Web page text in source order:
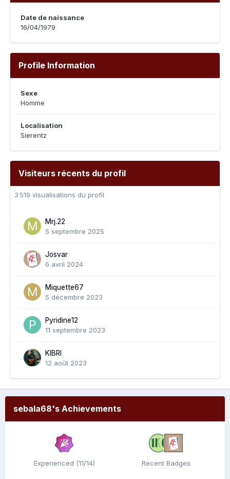
Date de naissance
16/04/1979
Profile Information
Sexe
Homme
Localisation
Sierentz
Visiteurs récents du profil
3 519 visualisations du profil
Mrj.22
5 septembre 2025
Josvar
6 avril 2024
Miquette67
5 décembre 2023
Pyridine12
11 septembre 2023
KIBRI
12 août 2023
sebala68's Achievements
Experienced (11/14) Recent Badges